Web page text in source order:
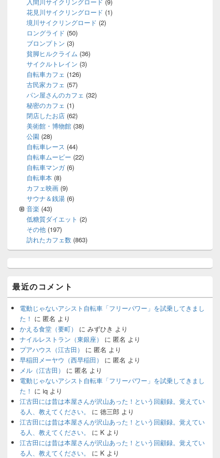
花見川サイクリングロード (1)
境川サイクリングロード (2)
ロングライド (50)
ブロンプトン (3)
貧脚ヒルクライム (36)
サイクルトレイン (3)
自転車カフェ (126)
古民家カフェ (57)
パン屋さんのカフェ (32)
秘密のカフェ (1)
閉店したお店 (62)
美術館・博物館 (38)
公園 (28)
自転車レース (44)
自転車ムービー (22)
自転車マンガ(6)
自転車本 (8)
カフェ映画 (9)
サウナ＆銭湯 (6)
音楽 (43)
低糖質ダイエット (2)
その他 (197)
訪れたカフェ数 (863)
最近のコメント
電動じゃないアシスト自転車「フリーパワー」を試乗してきまし
た！ に 匿名 より
かえる食堂（要町）
に みずひき より
ナイルレストラン（東銀座）
に 匿名 より
プアハウス（江古田）
に 匿名 より
早稲田メーヤウ（西早稲田）
に 匿名 より
メル（江古田）
に 匿名 より
電動じゃないアシスト自転車「フリーパワー」を試乗してきまし
た！ に iq より
江古田には昔は本屋さんが沢山あった！という回顧録。覚えてい
る人、教えてください。
に 徳三郎 より
江古田には昔は本屋さんが沢山あった！という回顧録。覚えてい
る人、教えてください。
に K より
江古田には昔は本屋さんが沢山あった！という回顧録。覚えてい
る人、教えてください。
に K より